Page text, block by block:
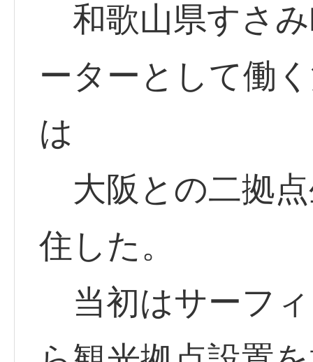
和歌山県すさ
ーターとして働
は
大阪との二拠
住した。
当初はサーフ